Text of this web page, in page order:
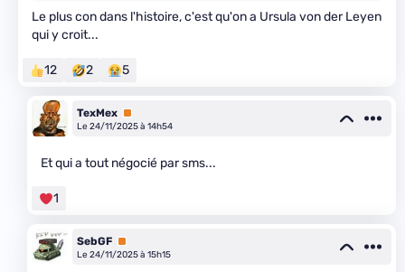
Le plus con dans l'histoire, c'est qu'on a Ursula von der Leyen
qui y croit...
12 2 5
TexMex Premium
Le 24/11/2025 à 14h54
Et qui a tout négocié par sms...
1
SebGF Premium
Le 24/11/2025 à 15h15